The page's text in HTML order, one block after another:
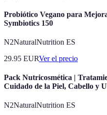
Probiótico Vegano para
Symbiotics 150
N2NaturalNutrition ES
29.95 EURVer el precio
Pack Nutricosmética |
Cuidado de la Piel, Cabello y
N2NaturalNutrition ES